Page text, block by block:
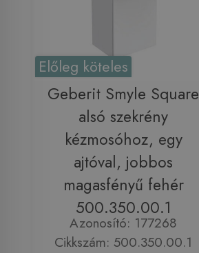
Előleg köteles
Geberit Smyle Square
alsó szekrény
kézmosóhoz, egy
ajtóval, jobbos
magasfényű fehér
500.350.00.1
Azonosító: 177268
Cikkszám: 500.350.00.1